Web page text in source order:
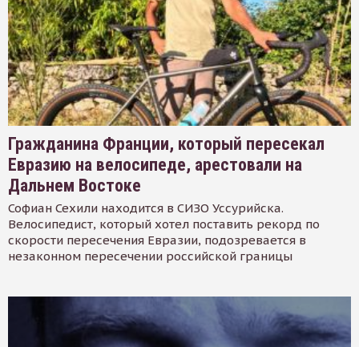
Гражданина Франции, который пересекал
Евразию на велосипеде, арестовали на
Дальнем Востоке
Софиан Сехили находится в СИЗО Уссурийска.
Велосипедист, который хотел поставить рекорд по
скорости пересечения Евразии, подозревается в
незаконном пересечении российской границы